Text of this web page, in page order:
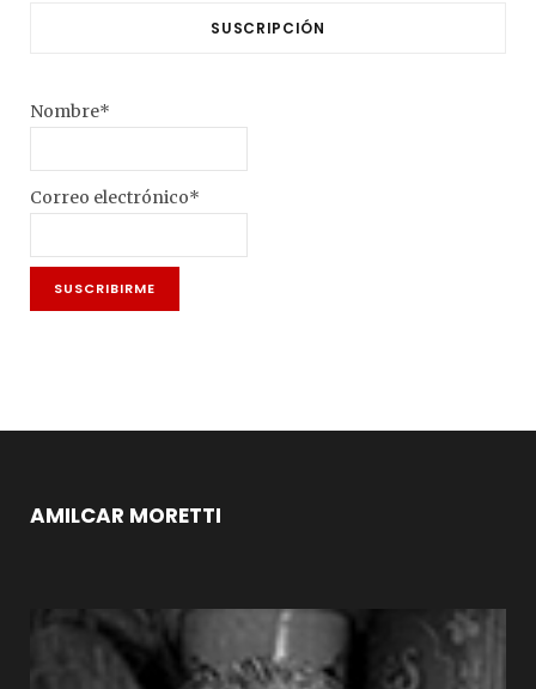
SUSCRIPCIÓN
Nombre*
Correo electrónico*
AMILCAR MORETTI